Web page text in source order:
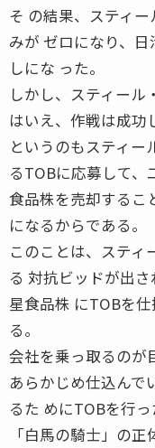
そ の結果、スティ
みが ゼロになり、
しにな った。
しかし、スティール
はいえ、作戦は成功
というのもスティー
るTOBに応募して、
食品株を売却するこ
になるからである。
このことは、スティ
る 対抗ビッドが出
星食品株 にTOBを
る。
会社を乗っ取るのが
あらかじめ仕込んで
るた めにTOBを行っ
「白馬の騎士」の